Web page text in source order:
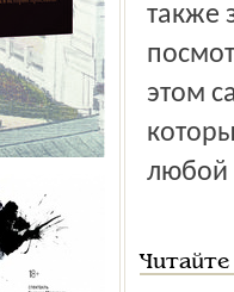
также
этом
любой